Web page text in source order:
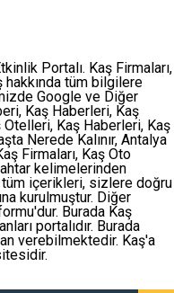
Portalı. Kaş Firmaları,
hakkında tüm bilgilere
Google ve Diğer
, Kaş Haberleri, Kaş
Otelleri, Kaş Haberleri, Kaş
Nerede Kalınır, Antalya
Firmaları, Kaş Oto
kelimelerinden
içerikleri, sizlere doğru
kurulmuştur. Diğer
Burada Kaş
portalıdır. Burada
verebilmektedir. Kaş'a